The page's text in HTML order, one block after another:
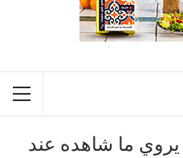
ما شاهده عند